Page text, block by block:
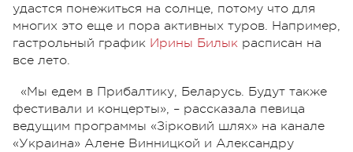
удастся понежиться на солнце, потому что для
многих это еще и пора активных туров. Например,
гастрольный график Ирины Билык расписан на
все лето.
«Мы едем в Прибалтику, Беларусь. Будут также
фестивали и концерты», – рассказала певица
ведущим программы «Зірковий шлях» на канале
«Украина» Алене Винницкой и Александру